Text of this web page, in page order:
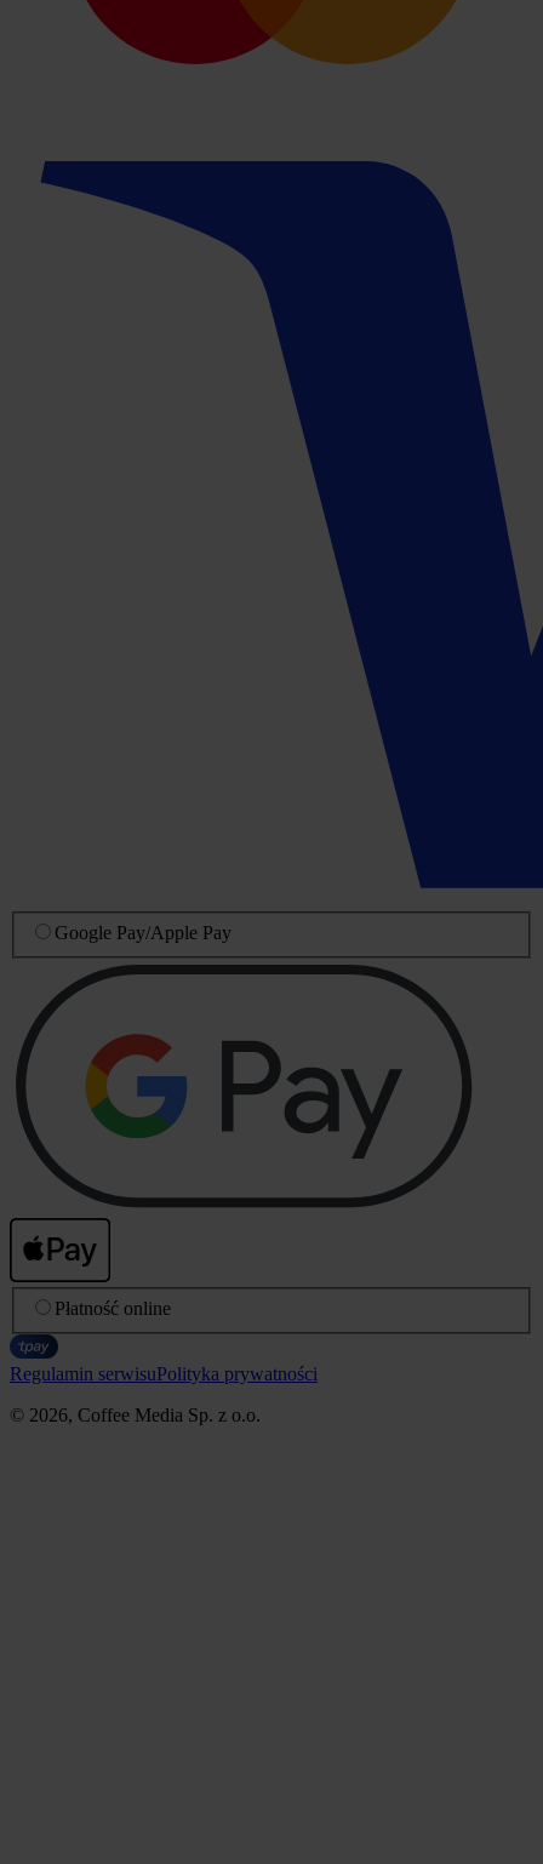
Google Pay/Apple Pay
Płatność online
Regulamin serwisuPolityka prywatności
© 2026, Coffee Media Sp. z o.o.